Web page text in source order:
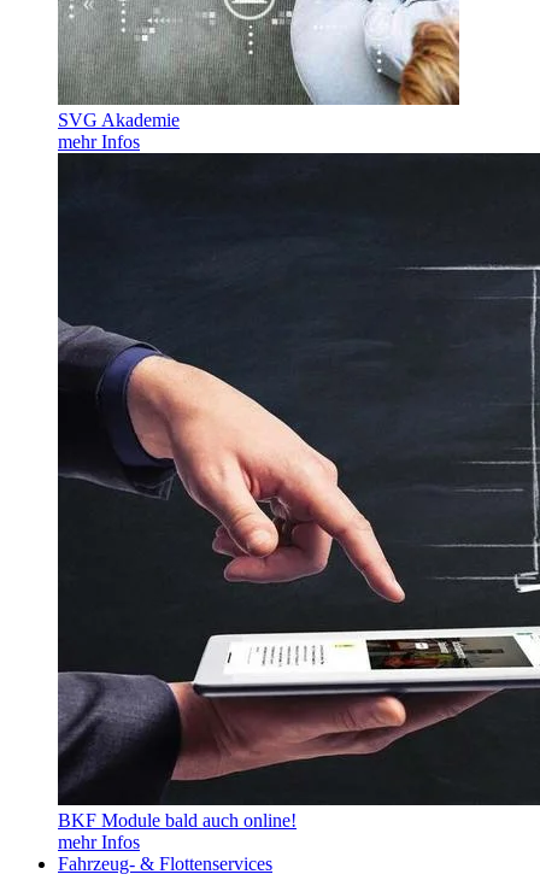
SVG Akademie
mehr Infos
BKF Module bald auch online!
mehr Infos
Fahrzeug- & Flottenservices